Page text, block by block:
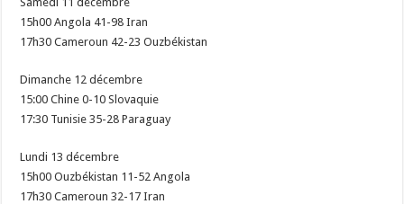
15h00 Angola 41-98 Iran
17h30 Cameroun 42-23 Ouzbékistan
Dimanche 12 décembre
15:00 Chine 0-10 Slovaquie
17:30 Tunisie 35-28 Paraguay
Lundi 13 décembre
15h00 Ouzbékistan 11-52 Angola
17h30 Cameroun 32-17 Iran